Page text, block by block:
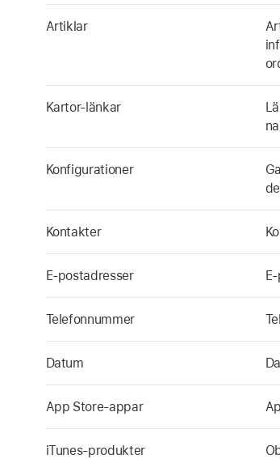
Artiklar
Kartor-länkar
Konfigurationer
Kontakter
E-postadresser
Telefonnummer
Datum
App Store-appar
iTunes-produkter